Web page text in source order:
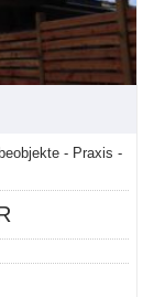
- Praxis -